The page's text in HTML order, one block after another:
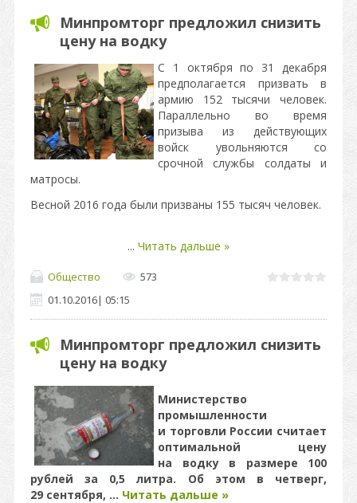
Минпромторг предложил снизить
цену на водку
С 1 октября по 31 декабря
предполагается призвать в
армию 152 тысячи человек.
Параллельно во время
призыва из действующих
войск увольняются со
срочной службы солдаты и
матросы.
Весной 2016 года были призваны 155 тысяч человек.
... Читать дальше »
Общество
573
01.10.2016| 05:15
Минпромторг предложил снизить
цену на водку
Министерство
промышленности
и торговли России считает
оптимальной цену
на водку в размере 100
рублей за 0,5 литра. Об этом в четверг,
29 сентября, ... Читать дальше »